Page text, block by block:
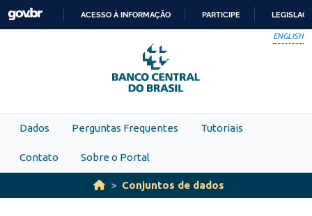
Skip to main content
PARA
O
CONTEÚDO
ACESSO À INFORMAÇÃO PARTICIPE
ENGLISH
Dados Perguntas Frequentes Tutoriais
Contato Sobre o Portal
Conjuntos de dados